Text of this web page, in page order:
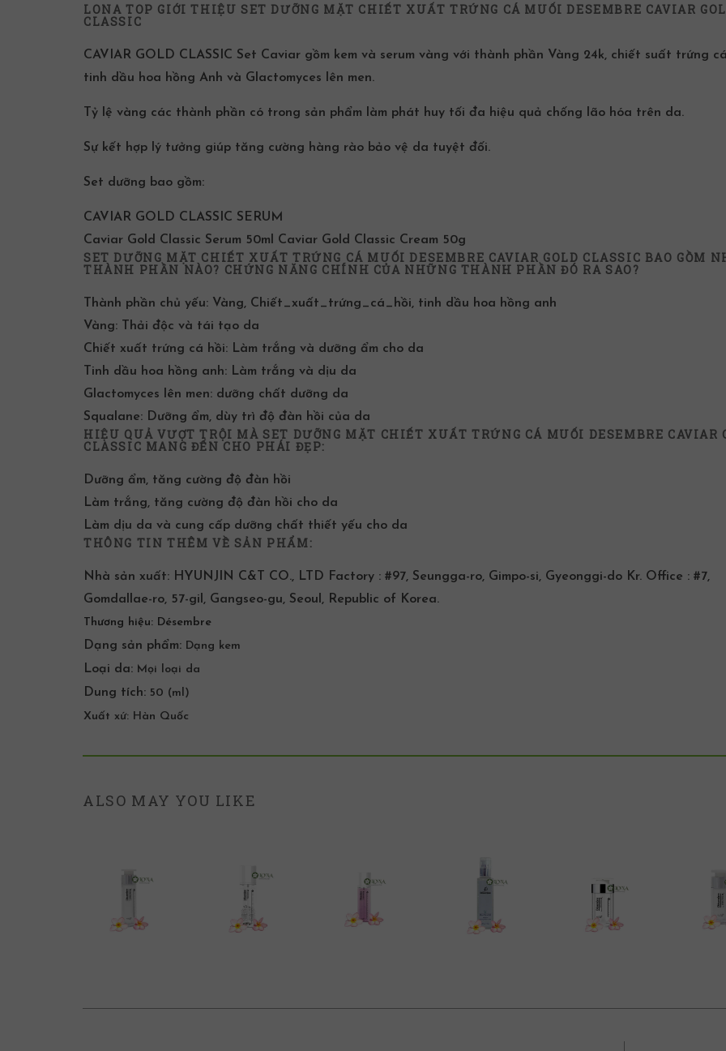
LONA TOP GIỚI THIỆU SET DƯỠNG MẶT CHIẾT XUẤT TRỨNG CÁ MUỐI DESEMBRE CAVIAR
CLASSIC
CAVIAR GOLD CLASSIC Set Caviar gồm kem và serum vàng với thành phần Vàng 24k, chiết suất trứng
tinh dầu hoa hồng Anh và Glactomyces lên men.
Tỷ lệ vàng các thành phần có trong sản phẩm làm phát huy tối đa hiệu quả chống lão hóa trên da.
Sự kết hợp lý tưởng giúp tăng cường hàng rào bảo vệ da tuyệt đối.
Set dưỡng bao gồm:
CAVIAR GOLD CLASSIC SERUM
Caviar Gold Classic Serum 50ml Caviar Gold Classic Cream 50g
SET DƯỠNG MẶT CHIẾT XUẤT TRỨNG CÁ MUỐI DESEMBRE CAVIAR GOLD CLASSIC BAO GỒM
THÀNH PHẦN NÀO? CHỨNG NĂNG CHÍNH CỦA NHỮNG THÀNH PHẦN ĐÓ RA SAO?
Thành phần chủ yếu: Vàng, Chiết_xuất_trứng_cá_hồi, tinh dầu hoa hồng anh
Vàng:
Thải độc và tái tạo da
Chiết xuất trứng cá hồi: Làm trắng và dưỡng ẩm cho da
Tinh dầu hoa hồng anh: Làm trắng và dịu da
Glactomyces lên men: dưỡng chất dưỡng da
Squalane: Dưỡng ẩm, dùy trì độ đàn hồi của da
HIỆU QUẢ VƯỢT TRỘI MÀ SET DƯỠNG MẶT CHIẾT XUẤT TRỨNG CÁ MUỐI DESEMBRE CAVIAR
CLASSIC MANG ĐẾN CHO PHÁI ĐẸP:
Dưỡng ẩm, tăng cường độ đàn hồi
Làm trắng, tăng cường độ đàn hồi cho da
Làm dịu da và cung cấp dưỡng chất thiết yếu cho da
THÔNG TIN THÊM VỀ SẢN PHẨM:
Nhà sản xuất: HYUNJIN C&T CO., LTD Factory : #97, Seungga-ro, Gimpo-si, Gyeonggi-do Kr. Office : #7,
Gomdallae-ro, 57-gil, Gangseo-gu, Seoul, Republic of Korea.
Thương hiệu: Désembre
Dạng sản phẩm: Dạng kem
Loại da: Mọi loại da
Dung tích: 50 (ml)
Xuất xứ: Hàn Quốc
ALSO MAY YOU LIKE